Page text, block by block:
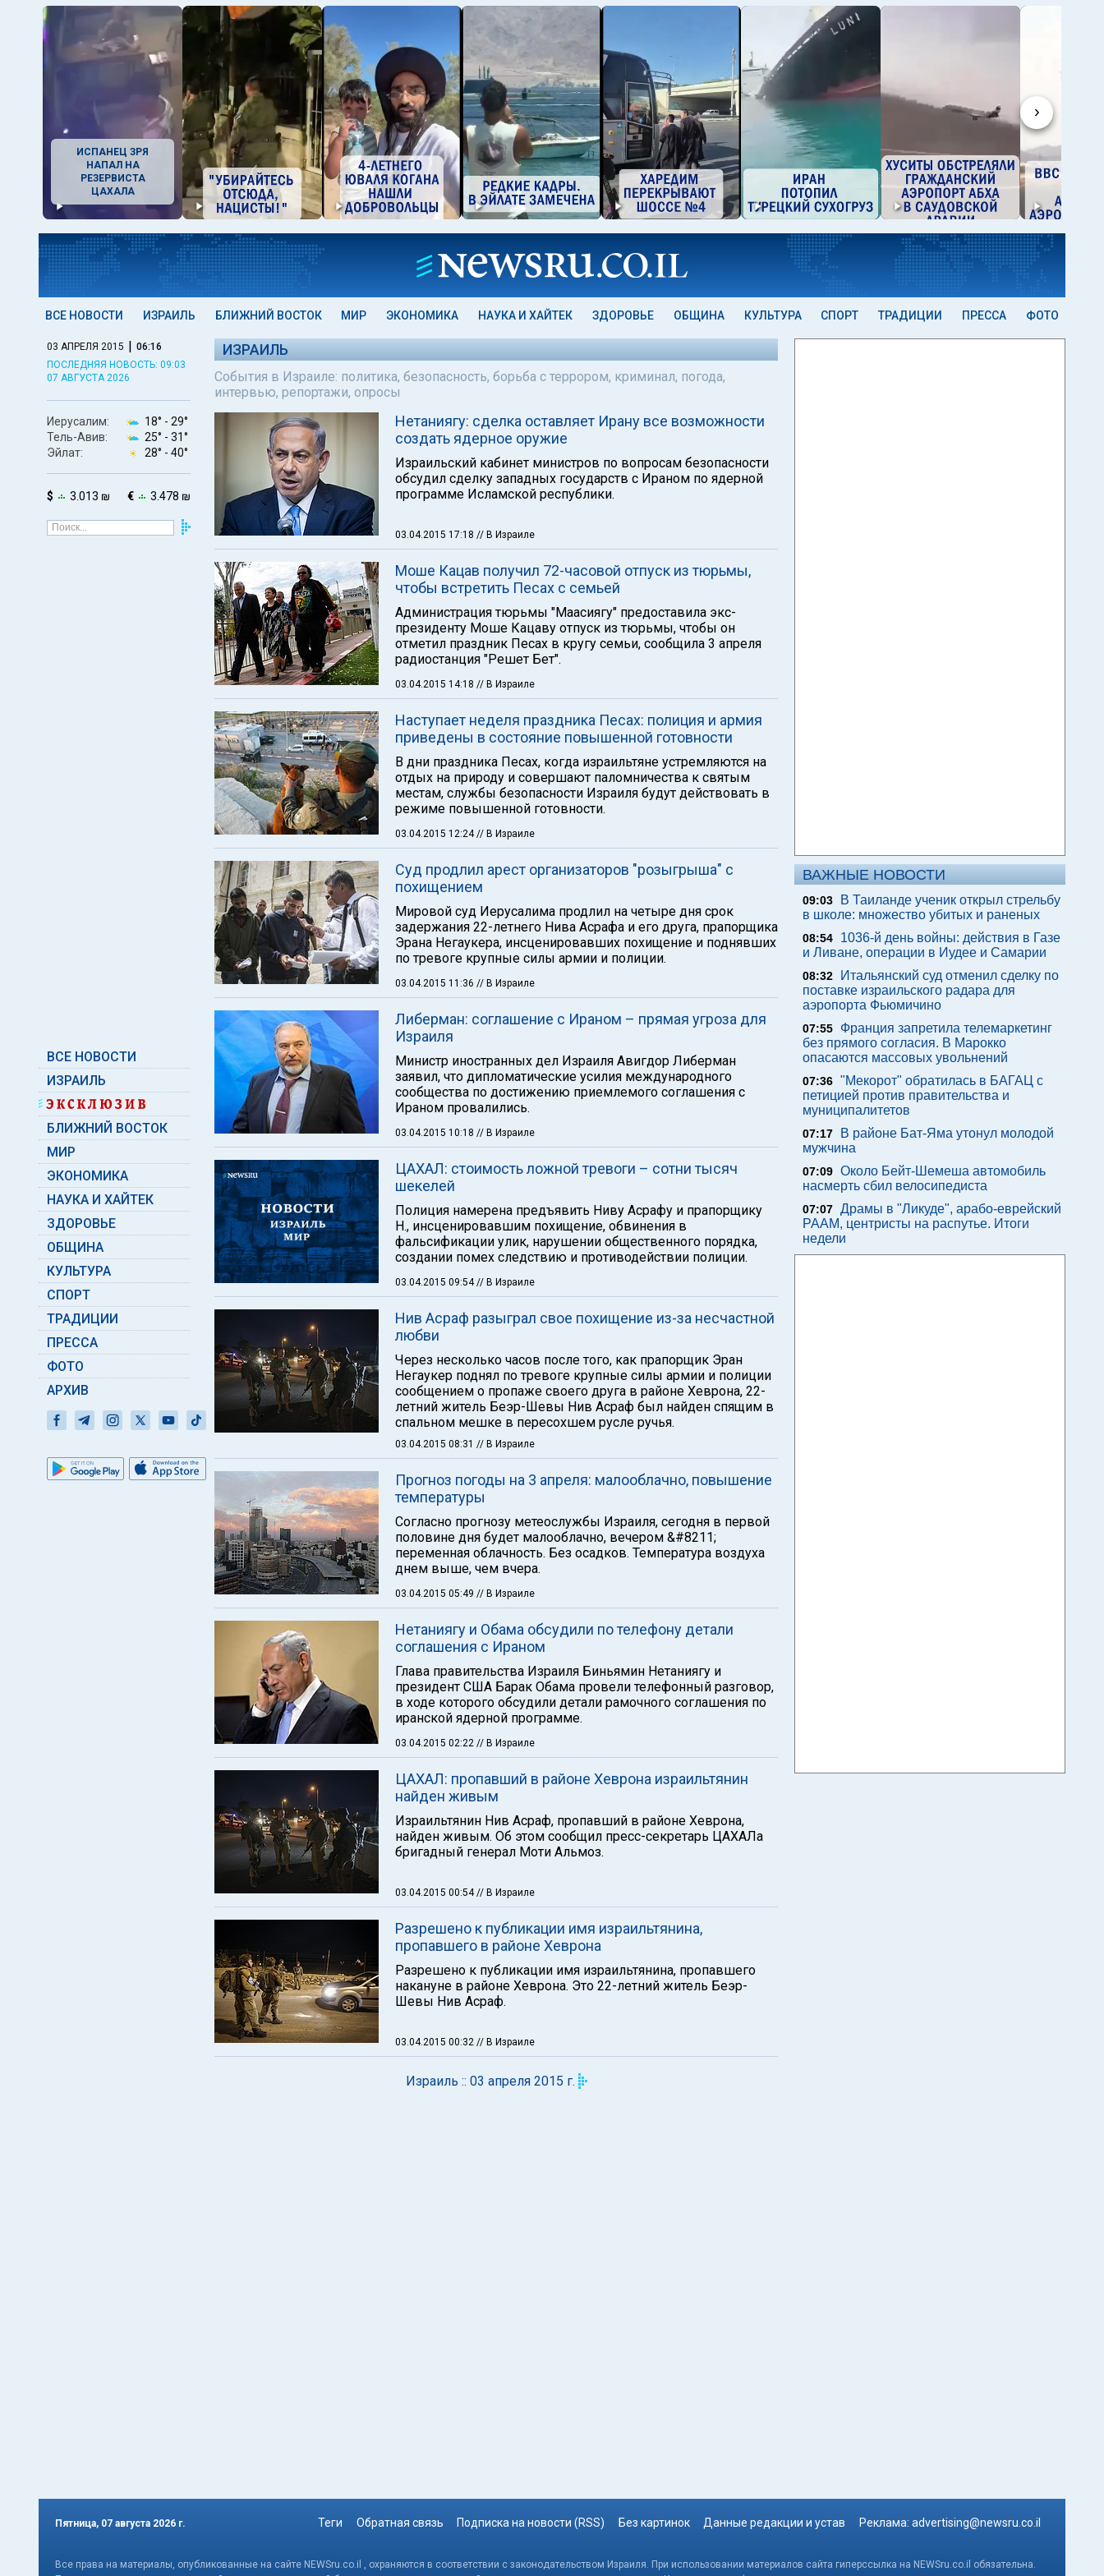
›
ИСПАНЕЦ ЗРЯ
НАПАЛ НА
РЕЗЕРВИСТА
ЦАХАЛА
ВСЕ НОВОСТИ ИЗРАИЛЬ БЛИЖНИЙ ВОСТОК МИР ЭКОНОМИКА НАУКА И ХАЙТЕК ЗДОРОВЬЕ ОБЩИНА КУЛЬТУРА СПОРТ ТРАДИЦИИ ПРЕССА ФОТО
03 АПРЕЛЯ 2015 | 06:16
ПОСЛЕДНЯЯ НОВОСТЬ: 09:03
07 АВГУСТА 2026
Иерусалим: 18° - 29°
Тель-Авив:
25° - 31°
Эйлат:
28° - 40°
$ 3.013 ₪ € 3.478 ₪
ВСЕ НОВОСТИ
ИЗРАИЛЬ
БЛИЖНИЙ ВОСТОК
МИР
ЭКОНОМИКА
НАУКА И ХАЙТЕК
ЗДОРОВЬЕ
ОБЩИНА
КУЛЬТУРА
СПОРТ
ТРАДИЦИИ
ПРЕССА
ФОТО
АРХИВ
ИЗРАИЛЬ
События в Израиле: политика, безопасность, борьба с террором, криминал, погода,
интервью, репортажи, опросы
Нетаниягу: сделка оставляет Ирану все возможности
создать ядерное оружие
Израильский кабинет министров по вопросам безопасности
обсудил сделку западных государств с Ираном по ядерной
программе Исламской республики.
03.04.2015 17:18 // В Израиле
Моше Кацав получил 72-часовой отпуск из тюрьмы,
чтобы встретить Песах с семьей
Администрация тюрьмы "Маасиягу" предоставила экс-
президенту Моше Кацаву отпуск из тюрьмы, чтобы он
отметил праздник Песах в кругу семьи, сообщила 3 апреля
радиостанция "Решет Бет".
03.04.2015 14:18 // В Израиле
Наступает неделя праздника Песах: полиция и армия
приведены в состояние повышенной готовности
В дни праздника Песах, когда израильтяне устремляются на
отдых на природу и совершают паломничества к святым
местам, службы безопасности Израиля будут действовать в
режиме повышенной готовности.
03.04.2015 12:24// В Израиле
Суд продлил арест организаторов "розыгрыша" с
похищением
Мировой суд Иерусалима продлил на четыре дня срок
задержания 22-летнего Нива Асрафа и его друга, прапорщика
Эрана Негаукера, инсценировавших похищение и поднявших
по тревоге крупные силы армии и полиции.
03.04.2015 11:36 // В Израиле
Либерман: cоглашение с Ираном – прямая угроза для
Израиля
Министр иностранных дел Израиля Авигдор Либерман
заявил, что дипломатические усилия международного
сообщества по достижению приемлемого соглашения с
Ираном провалились.
03.04.2015 10:18 // В Израиле
ЦАХАЛ: стоимость ложной тревоги – сотни тысяч
шекелей
Полиция намерена предъявить Ниву Асрафу и прапорщику
Н., инсценировавшим похищение, обвинения в
фальсификации улик, нарушении общественного порядка,
создании помех следствию и противодействии полиции.
03.04.2015 09:54// В Израиле
Нив Асраф разыграл свое похищение из-за несчастной
любви
Через несколько часов после того, как прапорщик Эран
Негаукер поднял по тревоге крупные силы армии и полиции
сообщением о пропаже своего друга в районе Хеврона, 22-
летний житель Беэр-Шевы Нив Асраф был найден спящим в
спальном мешке в пересохшем русле ручья.
03.04.2015 08:31 // В Израиле
Прогноз погоды на 3 апреля: малооблачно, повышение
температуры
Согласно прогнозу метеослужбы Израиля, сегодня в первой
половине дня будет малооблачно, вечером &#8211;
переменная облачность. Без осадков. Температура воздуха
днем выше, чем вчера.
03.04.2015 05:49 // В Израиле
Нетаниягу и Обама обсудили по телефону детали
соглашения с Ираном
Глава правительства Израиля Биньямин Нетаниягу и
президент США Барак Обама провели телефонный разговор,
в ходе которого обсудили детали рамочного соглашения по
иранской ядерной программе.
03.04.2015 02:22 // В Израиле
ЦАХАЛ: пропавший в районе Хеврона израильтянин
найден живым
Израильтянин Нив Асраф, пропавший в районе Хеврона,
найден живым. Об этом сообщил пресс-секретарь ЦАХАЛа
бригадный генерал Моти Альмоз.
03.04.2015 00:54// В Израиле
Разрешено к публикации имя израильтянина,
пропавшего в районе Хеврона
Разрешено к публикации имя израильтянина, пропавшего
накануне в районе Хеврона. Это 22-летний житель Беэр-
Шевы Нив Асраф.
03.04.2015 00:32 // В Израиле
Израиль :: 03 апреля 2015 г.
ВАЖНЫЕ НОВОСТИ
09:03
В Таиланде ученик открыл стрельбу
в школе: множество убитых и раненых
08:54
1036-й день войны: действия в Газе
и Ливане, операции в Иудее и Самарии
08:32
Итальянский суд отменил сделку по
поставке израильского радара для
аэропорта Фьюмичино
07:55
Франция запретила телемаркетинг
без прямого согласия. В Марокко
опасаются массовых увольнений
07:36 "Мекорот" обратилась в БАГАЦ с
петицией против правительства и
муниципалитетов
07:17
В районе Бат-Яма утонул молодой
мужчина
07:09 Около Бейт-Шемеша автомобиль
насмерть сбил велосипедиста
07:07 Драмы в "Ликуде", арабо-еврейский
РААМ, центристы на распутье. Итоги
недели
Пятница, 07 августа 2026 г. Теги Обратная связь Подписка на новости (RSS) Без картинок Данные редакции и устав Реклама: advertising@newsru.co.il
Все права на материалы, опубликованные на сайте NEWSru.co.il , охраняются в соответствии с законодательством Израиля. При использовании материалов сайта гиперссылка на NEWSru.co.il обязательна.